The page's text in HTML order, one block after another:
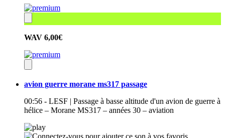
WAV 6,00€
avion guerre morane ms317 passage
00:56 - LESF | Passage à basse altitude d'un avion de guerre à
hélice – Morane MS317 – années 30 – aviation